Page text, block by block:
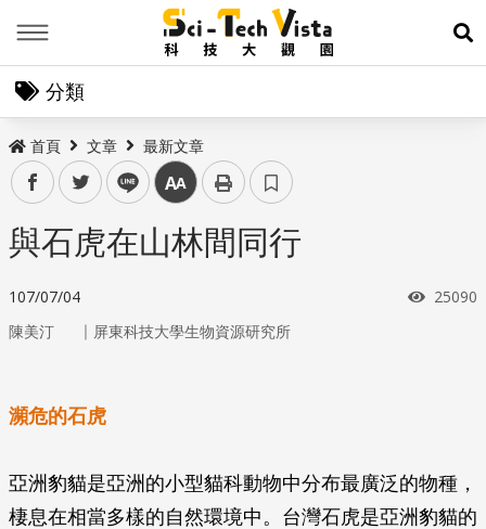
展
分類
首頁 文章 最新文章
facebooktwitter line 中
與石虎在山林間同行
107/07/04 瀏覽次
25090
陳美汀 ｜ 屏東科技大學生物資源研究所
瀕危的石虎
亞洲豹貓是亞洲的小型貓科動物中分布最廣泛的物種，
棲息在相當多樣的自然環境中。台灣石虎是亞洲豹貓的